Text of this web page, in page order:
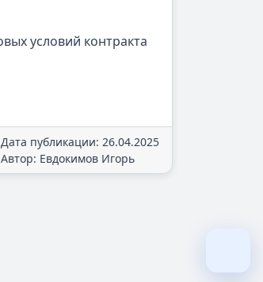
условий контракта
Дата публикации: 26.04.2025
Автор: Евдокимов Игорь